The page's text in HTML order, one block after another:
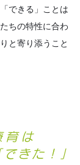
できる」ことは
ちの特性に合わ
と寄り添うこと
育は
きた！」